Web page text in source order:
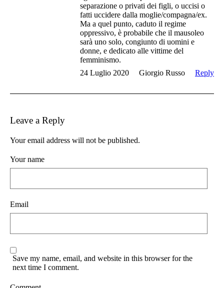
separazione o privati dei figli, o uccisi o
fatti uccidere dalla moglie/compagna/ex.
Ma a quel punto, caduto il regime
oppressivo, è probabile che il mausoleo
sarà uno solo, congiunto di uomini e
donne, e dedicato alle vittime del
femminismo.
24 Luglio 2020
Giorgio Russo Reply
Leave a Reply
Your email address will not be published.
Your name
Email
Save my name, email, and website in this browser for the
next time I comment.